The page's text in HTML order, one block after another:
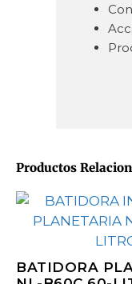
Productos
BATIDORA